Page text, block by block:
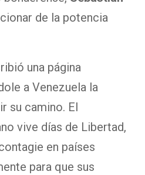
de la potencia
una página
a Venezuela la
su camino. El
vive días de Libertad,
en países
para que sus